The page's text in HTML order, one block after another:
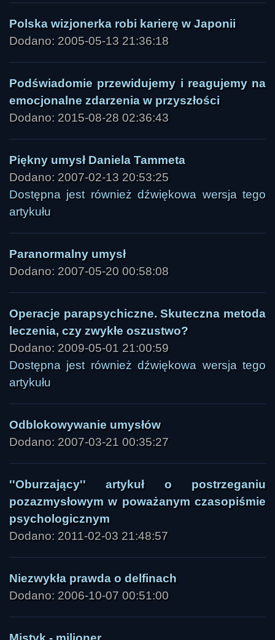
Polska wizjonerka robi karierę w Japonii
Dodano: 2005-05-13 21:36:18
Podświadomie przewidujemy i reagujemy na
emocjonalne zdarzenia w przyszłości
Dodano: 2015-08-28 02:36:43
Piękny umysł Daniela Tammeta
Dodano: 2007-02-13 20:53:25
Dostępna jest również dźwiękowa wersja tego
artykułu
Paranormalny umysł
Dodano: 2007-05-20 00:58:08
Operacje parapsychiczne. Skuteczna metoda
leczenia, czy zwykłe oszustwo?
Dodano: 2009-05-01 21:00:59
Dostępna jest również dźwiękowa wersja tego
artykułu
Odblokowywanie umysłów
Dodano: 2007-03-21 00:35:27
''Oburzający'' artykuł o postrzeganiu
pozazmysłowym w poważanym czasopiśmie
psychologicznym
Dodano: 2011-02-03 21:48:57
Niezwykła prawda o delfinach
Dodano: 2006-10-07 00:51:00